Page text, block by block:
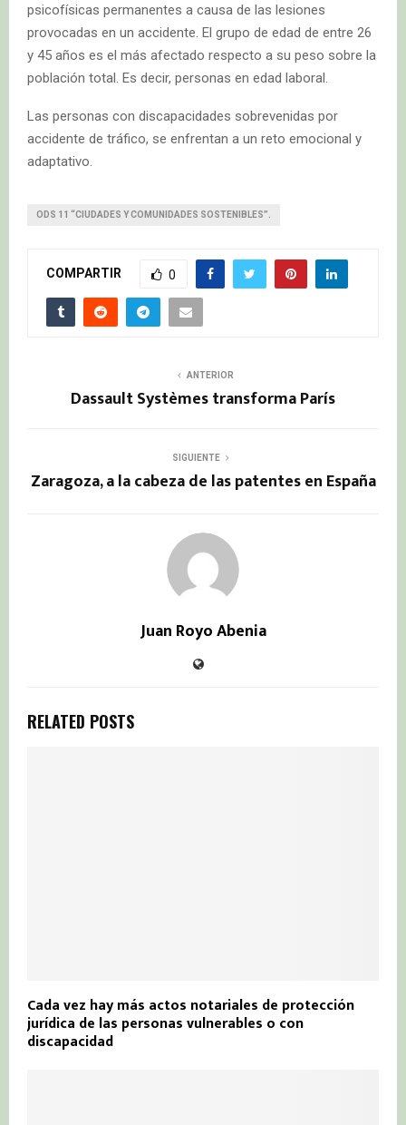
psicofísicas permanentes a causa de las lesiones
provocadas en un accidente. El grupo de edad de entre 26
y 45 años es el más afectado respecto a su peso sobre la
población total. Es decir, personas en edad laboral.
Las personas con discapacidades sobrevenidas por
accidente de tráfico, se enfrentan a un reto emocional y
adaptativo.
ODS 11 “CIUDADES Y COMUNIDADES SOSTENIBLES”.
COMPARTIR 0
ANTERIOR
Dassault Systèmes transforma París
SIGUIENTE
Zaragoza, a la cabeza de las patentes en España
Juan Royo Abenia
RELATED POSTS
Cada vez hay más actos notariales de protección
jurídica de las personas vulnerables o con
discapacidad